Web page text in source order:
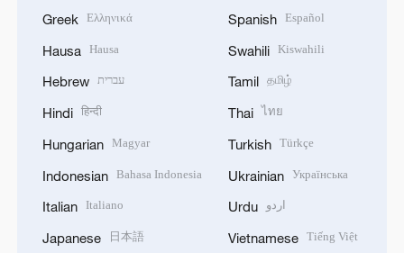
Greek Ελληνικά
Hausa Hausa
Hebrew עברית
Hindi हिन्दी
Hungarian Magyar
Indonesian Bahasa Indonesia
Italian Italiano
Japanese 日本語
Spanish Español
Swahili Kiswahili
Tamil தமிழ்
Thai ไทย
Turkish Türkçe
Ukrainian Українська
Urdu اردو
Vietnamese Tiếng Việt